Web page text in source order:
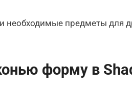
необходимые предметы для
форму в